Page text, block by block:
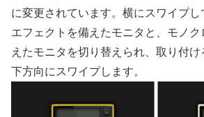
に変更されています。横にスワイプ
エフェクトを備えたモニタと、モノ
えたモニタを切り替えられ、取り付
下方向にスワイプします。